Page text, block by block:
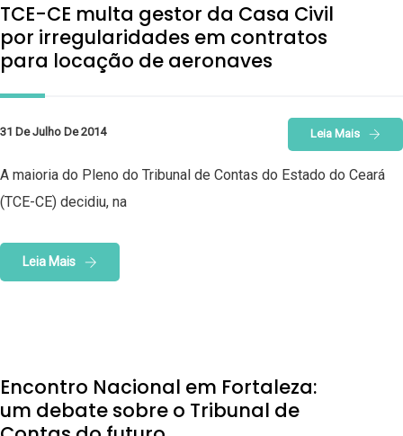
TCE-CE multa gestor da Casa Civil
por irregularidades em contratos
para locação de aeronaves
31 De Julho De 2014 Leia Mais
A maioria do Pleno do Tribunal de Contas do Estado do Ceará
(TCE-CE) decidiu, na
Leia Mais
Encontro Nacional em Fortaleza:
um debate sobre o Tribunal de